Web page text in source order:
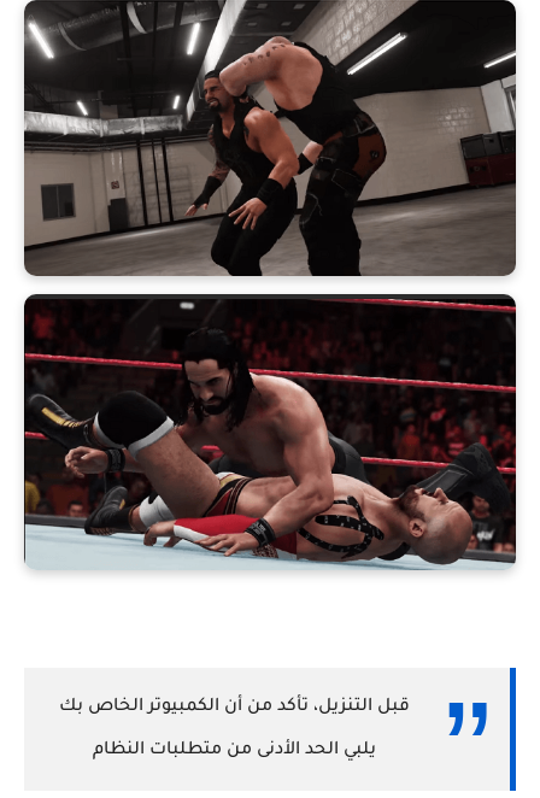
قبل التنزيل، تأكد من أن الكمبيوتر الخاص بك
يلبي الحد الأدنى من متطلبات النظام